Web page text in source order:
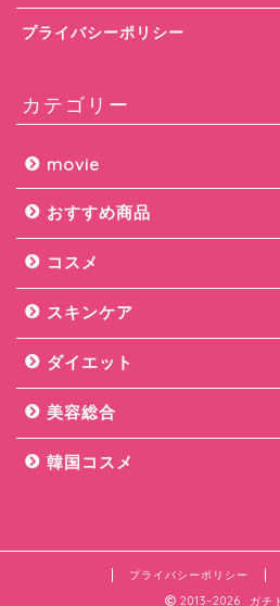
プライバシーポリシー
カテゴリー
movie
おすすめ商品
コスメ
スキンケア
ダイエット
美容総合
韓国コスメ
プライバシーポリシー
2013–2026 ガチ